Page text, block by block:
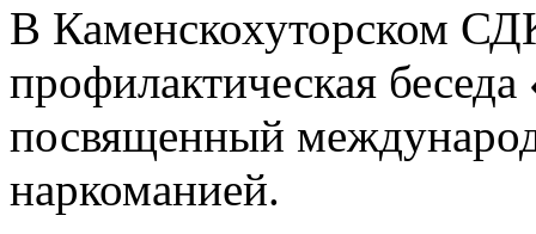
В Каменскохуторском
профилактическая
посвященный
наркоманией.